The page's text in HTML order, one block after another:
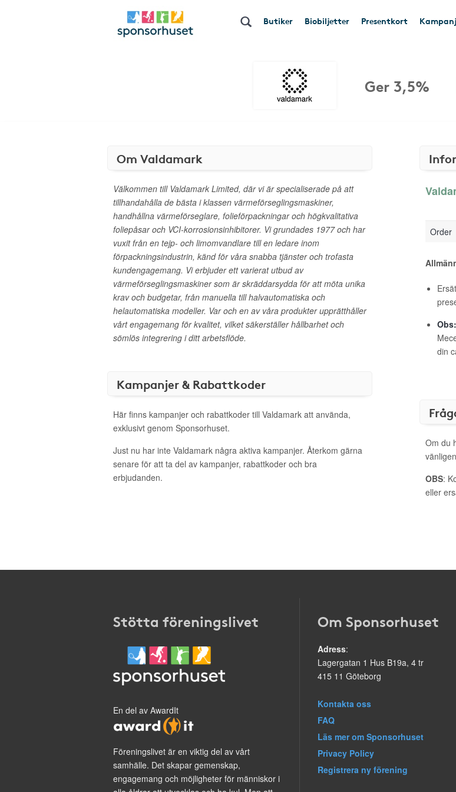
Butiker Biobiljetter Presentkort
Ger 3,5%
Om Valdamark
Välkommen till Valdamark Limited, där vi är specialiserade på att
tillhandahålla de bästa i klassen värmeförseglingsmaskiner,
handhållna värmeförseglare, folieförpackningar och högkvalitativa
foliepåsar och VCI-korrosionsinhibitorer. Vi grundades 1977 och har
vuxit från en tejp- och limomvandlare till en ledare inom
förpackningsindustrin, känd för våra snabba tjänster och trofasta
kundengagemang. Vi erbjuder ett varierat utbud av
värmeförseglingsmaskiner som är skräddarsydda för att möta unika
krav och budgetar, från manuella till halvautomatiska och
helautomatiska modeller. Var och en av våra produkter upprätthåller
vårt engagemang för kvalitet, vilket säkerställer hållbarhet och
sömlös integrering i ditt arbetsflöde.
Kampanjer & Rabattkoder
Här finns kampanjer och rabattkoder till Valdamark att använda,
exklusivt genom Sponsorhuset.
Just nu har inte Valdamark några aktiva kampanjer. Återkom gärna
senare för att ta del av kampanjer, rabattkoder och bra
erbjudanden.
Order
Obs:
din
Om du
OBS:
eller
Stötta föreningslivet
En del av AwardIt
Föreningslivet är en viktig del av vårt
samhälle. Det skapar gemenskap,
engagemang och möjligheter för människor i
Om Sponsorhuset
Adress:
Lagergatan 1 Hus B19a, 4 tr
415 11 Göteborg
Kontakta oss
FAQ
Läs mer om Sponsorhuset
Privacy Policy
Registrera ny förening